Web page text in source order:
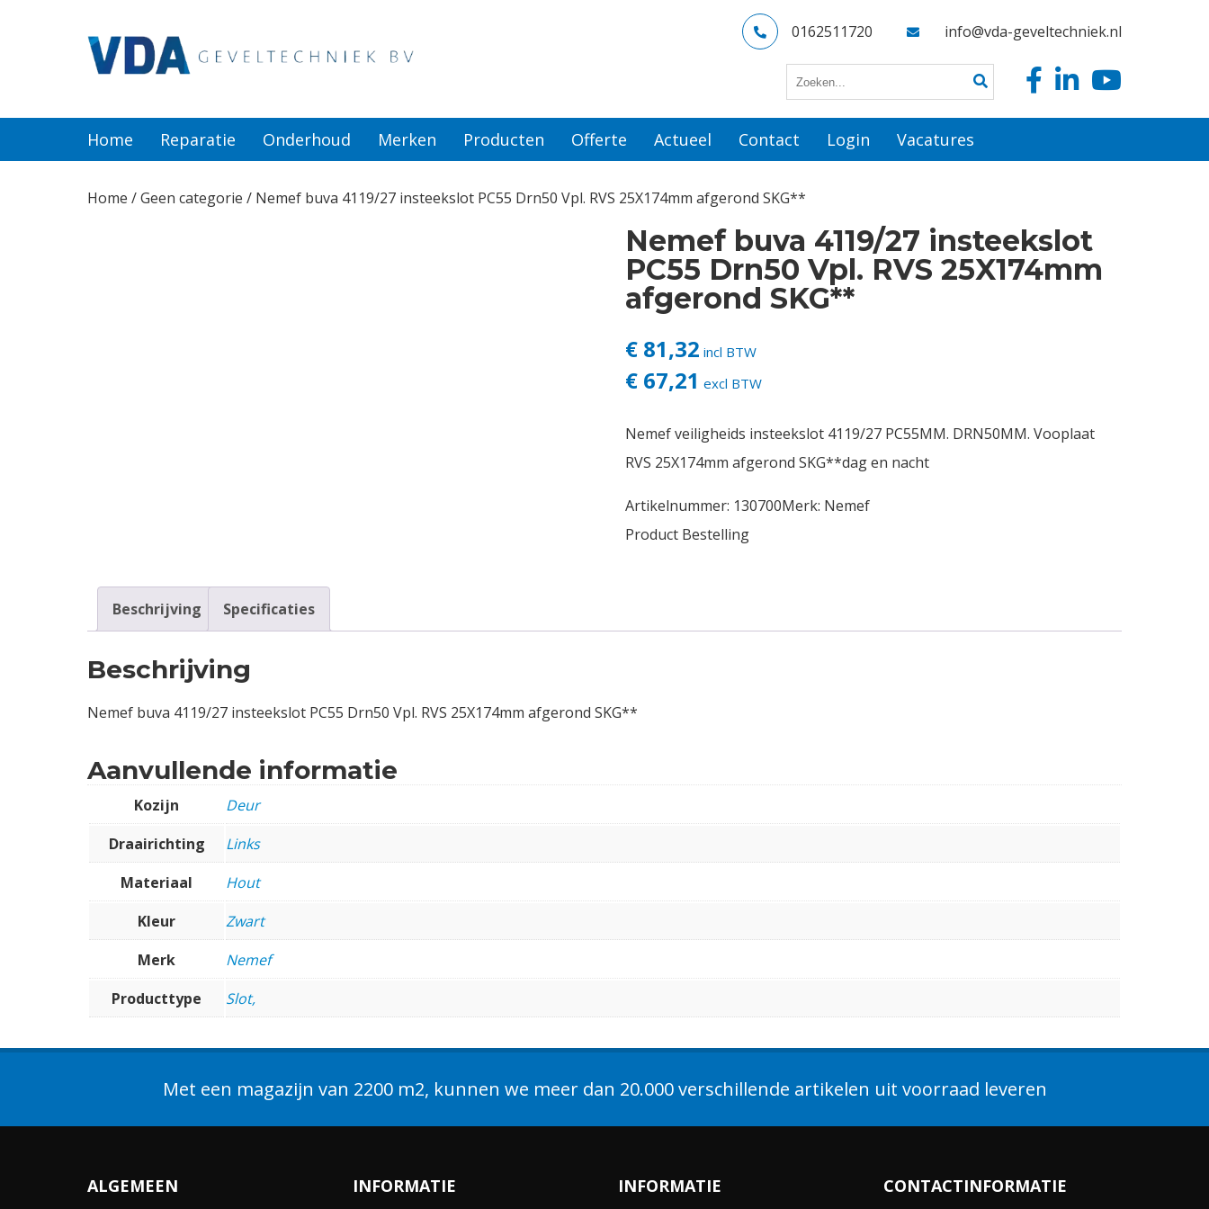
0162511720 info@vda-geveltechniek.nl
Home Reparatie Onderhoud Merken Producten Offerte Actueel Contact Login Vacatures
Home /Geen categorie / Nemef buva 4119/27 insteekslot PC55 Drn50 Vpl. RVS 25X174mm afgerond SKG**
Nemef buva 4119/27 insteekslot
PC55 Drn50 Vpl. RVS 25X174mm
afgerond SKG**
€ 81,32 incl BTW
€ 67,21 excl BTW
Nemef veiligheids insteekslot 4119/27 PC55MM. DRN50MM. Vooplaat
RVS 25X174mm afgerond SKG**dag en nacht
Artikelnummer: 130700Merk: Nemef
Product Bestelling
Beschrijving Specificaties
Beschrijving
Nemef buva 4119/27 insteekslot PC55 Drn50 Vpl. RVS 25X174mm afgerond SKG**
Aanvullende informatie
Kozijn
Deur
Draairichting
Links
Materiaal
Hout
Kleur
Zwart
Merk
Nemef
Producttype
Slot,
Met een magazijn van 2200 m2, kunnen we meer dan 20.000 verschillende artikelen uit voorraad leveren
ALGEMEEN INFORMATIE INFORMATIE CONTACTINFORMATIE